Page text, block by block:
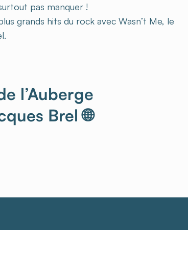
pas manquer !
grands hits du rock avec Wasn’t Me, le
l’Auberge
Brel 🌐